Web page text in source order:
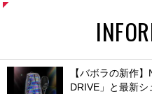
【バボラの新作
DRIVE」と最新